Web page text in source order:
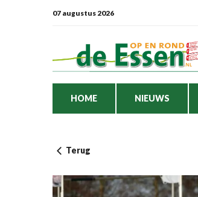
07 augustus 2026
HOME NIEUWS
Terug